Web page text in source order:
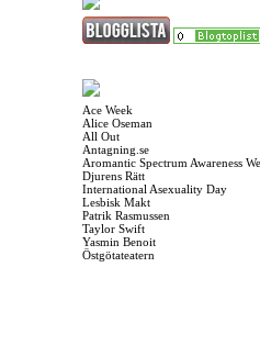
Ace Week
Alice Oseman
All Out
Antagning.se
Aromantic Spectrum Awareness
Djurens Rätt
International Asexuality Day
Lesbisk Makt
Patrik Rasmussen
Taylor Swift
Yasmin Benoit
Östgötateatern